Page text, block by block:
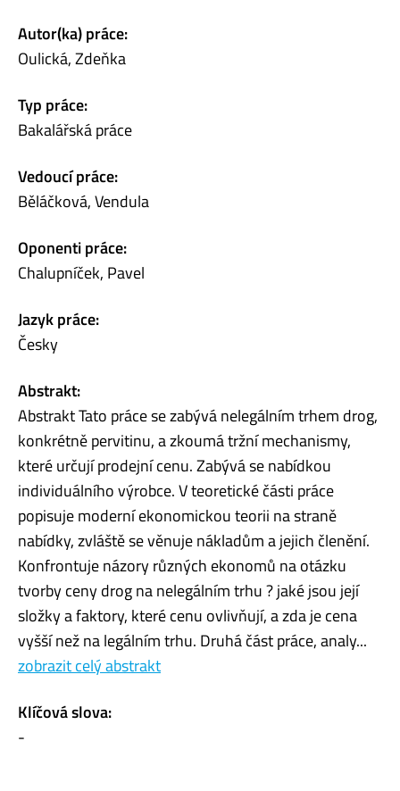
Autor(ka) práce:
Oulická, Zdeňka
Typ práce:
Bakalářská práce
Vedoucí práce:
Běláčková, Vendula
Oponenti práce:
Chalupníček, Pavel
Jazyk práce:
Česky
Abstrakt:
Abstrakt Tato práce se zabývá nelegálním trhem drog,
konkrétně pervitinu, a zkoumá tržní mechanismy,
které určují prodejní cenu. Zabývá se nabídkou
individuálního výrobce. V teoretické části práce
popisuje moderní ekonomickou teorii na straně
nabídky, zvláště se věnuje nákladům a jejich členění.
Konfrontuje názory různých ekonomů na otázku
tvorby ceny drog na nelegálním trhu ? jaké jsou její
složky a faktory, které cenu ovlivňují, a zda je cena
vyšší než na legálním trhu. Druhá část práce, analy...
zobrazit celý abstrakt
Klíčová slova:
-